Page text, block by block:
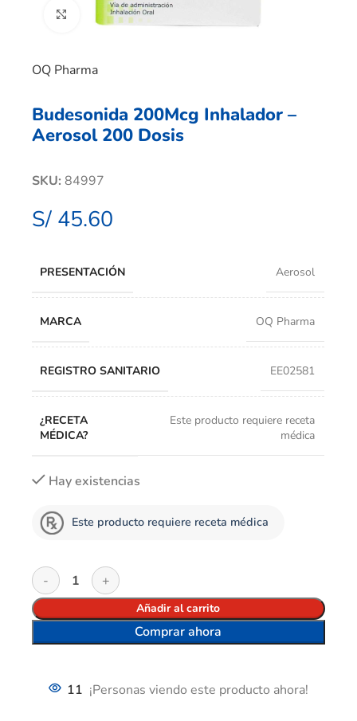
Clic para ampliar
OQ Pharma
Budesonida 200Mcg Inhalador –
Aerosol 200 Dosis
SKU: 84997
S/ 45.60
PRESENTACIÓN Aerosol
MARCA OQ Pharma
REGISTRO SANITARIO EE02581
¿RECETA
MÉDICA?
Este producto requiere receta
médica
Hay existencias
Este producto requiere receta médica
Añadir al carrito
Comprar ahora
11 ¡Personas viendo este producto ahora!